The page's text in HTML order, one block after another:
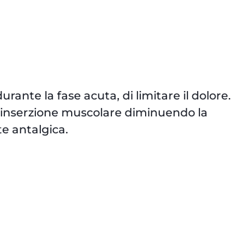
la fase acuta, di limitare il dolore.
muscolare diminuendo la
antalgica.